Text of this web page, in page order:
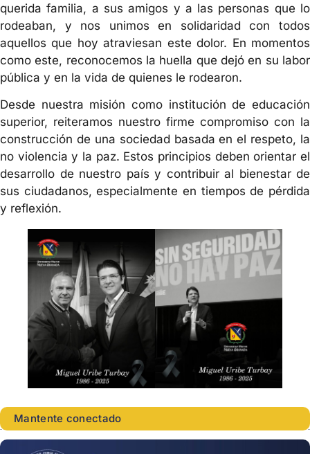
querida familia, a sus amigos y a las personas que lo
rodeaban, y nos unimos en solidaridad con todos
aquellos que hoy atraviesan este dolor. En momentos
como este, reconocemos la huella que dejó en su labor
pública y en la vida de quienes le rodearon.
Desde nuestra misión como institución de educación
superior, reiteramos nuestro firme compromiso con la
construcción de una sociedad basada en el respeto, la
no violencia y la paz. Estos principios deben orientar el
desarrollo de nuestro país y contribuir al bienestar de
sus ciudadanos, especialmente en tiempos de pérdida
y reflexión.
Mantente conectado